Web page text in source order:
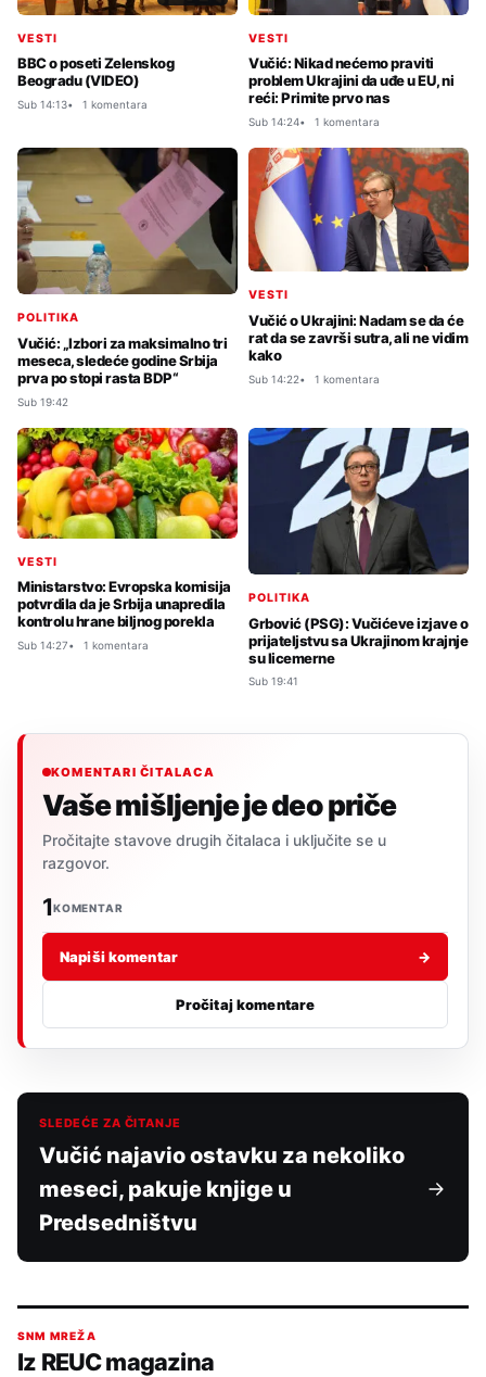
VESTI
BBC o poseti Zelenskog
Beogradu (VIDEO)
Sub 14:13 1 komentara
VESTI
Vučić: Nikad nećemo praviti
problem Ukrajini da uđe u EU, ni
reći: Primite prvo nas
Sub 14:24 1 komentara
POLITIKA
Vučić: „Izbori za maksimalno tri
meseca, sledeće godine Srbija
prva po stopi rasta BDP“
Sub 19:42
VESTI
Vučić o Ukrajini: Nadam se da će
rat da se završi sutra, ali ne vidim
kako
Sub 14:22 1 komentara
VESTI
Ministarstvo: Evropska komisija
potvrdila da je Srbija unapredila
kontrolu hrane biljnog porekla
Sub 14:27 1 komentara
POLITIKA
Grbović (PSG): Vučićeve izjave o
prijateljstvu sa Ukrajinom krajnje
su licemerne
Sub 19:41
KOMENTARI ČITALACA
Vaše mišljenje je deo priče
Pročitajte stavove drugih čitalaca i uključite se u
razgovor.
1KOMENTAR
Napiši komentar →
Pročitaj komentare
SLEDEĆE ZA ČITANJE
Vučić najavio ostavku za nekoliko
meseci, pakuje knjige u
Predsedništvu
SNM MREŽA
Iz REUC magazina